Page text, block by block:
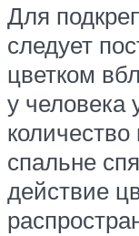
Для
следует
цветком
у человека
спальне
действие